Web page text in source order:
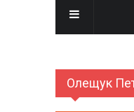
Олещук